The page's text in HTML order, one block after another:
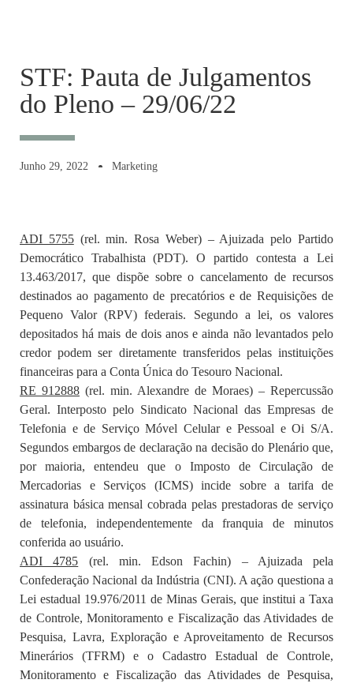
STF: Pauta de Julgamentos
do Pleno – 29/06/22
Junho 29, 2022 Marketing
ADI 5755(rel. min. Rosa Weber) – Ajuizada pelo Partido
Democrático Trabalhista (PDT). O partido contesta a Lei
13.463/2017, que dispõe sobre o cancelamento de recursos
destinados ao pagamento de precatórios e de Requisições de
Pequeno Valor (RPV) federais. Segundo a lei, os valores
depositados há mais de dois anos e ainda não levantados pelo
credor podem ser diretamente transferidos pelas instituições
financeiras para a Conta Única do Tesouro Nacional.
RE 912888 (rel. min. Alexandre de Moraes) – Repercussão
Geral. Interposto pelo Sindicato Nacional das Empresas de
Telefonia e de Serviço Móvel Celular e Pessoal e Oi S/A.
Segundos embargos de declaração na decisão do Plenário que,
por maioria, entendeu que o Imposto de Circulação de
Mercadorias e Serviços (ICMS) incide sobre a tarifa de
assinatura básica mensal cobrada pelas prestadoras de serviço
de telefonia, independentemente da franquia de minutos
conferida ao usuário.
ADI 4785 (rel. min. Edson Fachin) – Ajuizada pela
Confederação Nacional da Indústria (CNI). A ação questiona a
Lei estadual 19.976/2011 de Minas Gerais, que institui a Taxa
de Controle, Monitoramento e Fiscalização das Atividades de
Pesquisa, Lavra, Exploração e Aproveitamento de Recursos
Minerários (TFRM) e o Cadastro Estadual de Controle,
Monitoramento e Fiscalização das Atividades de Pesquisa,